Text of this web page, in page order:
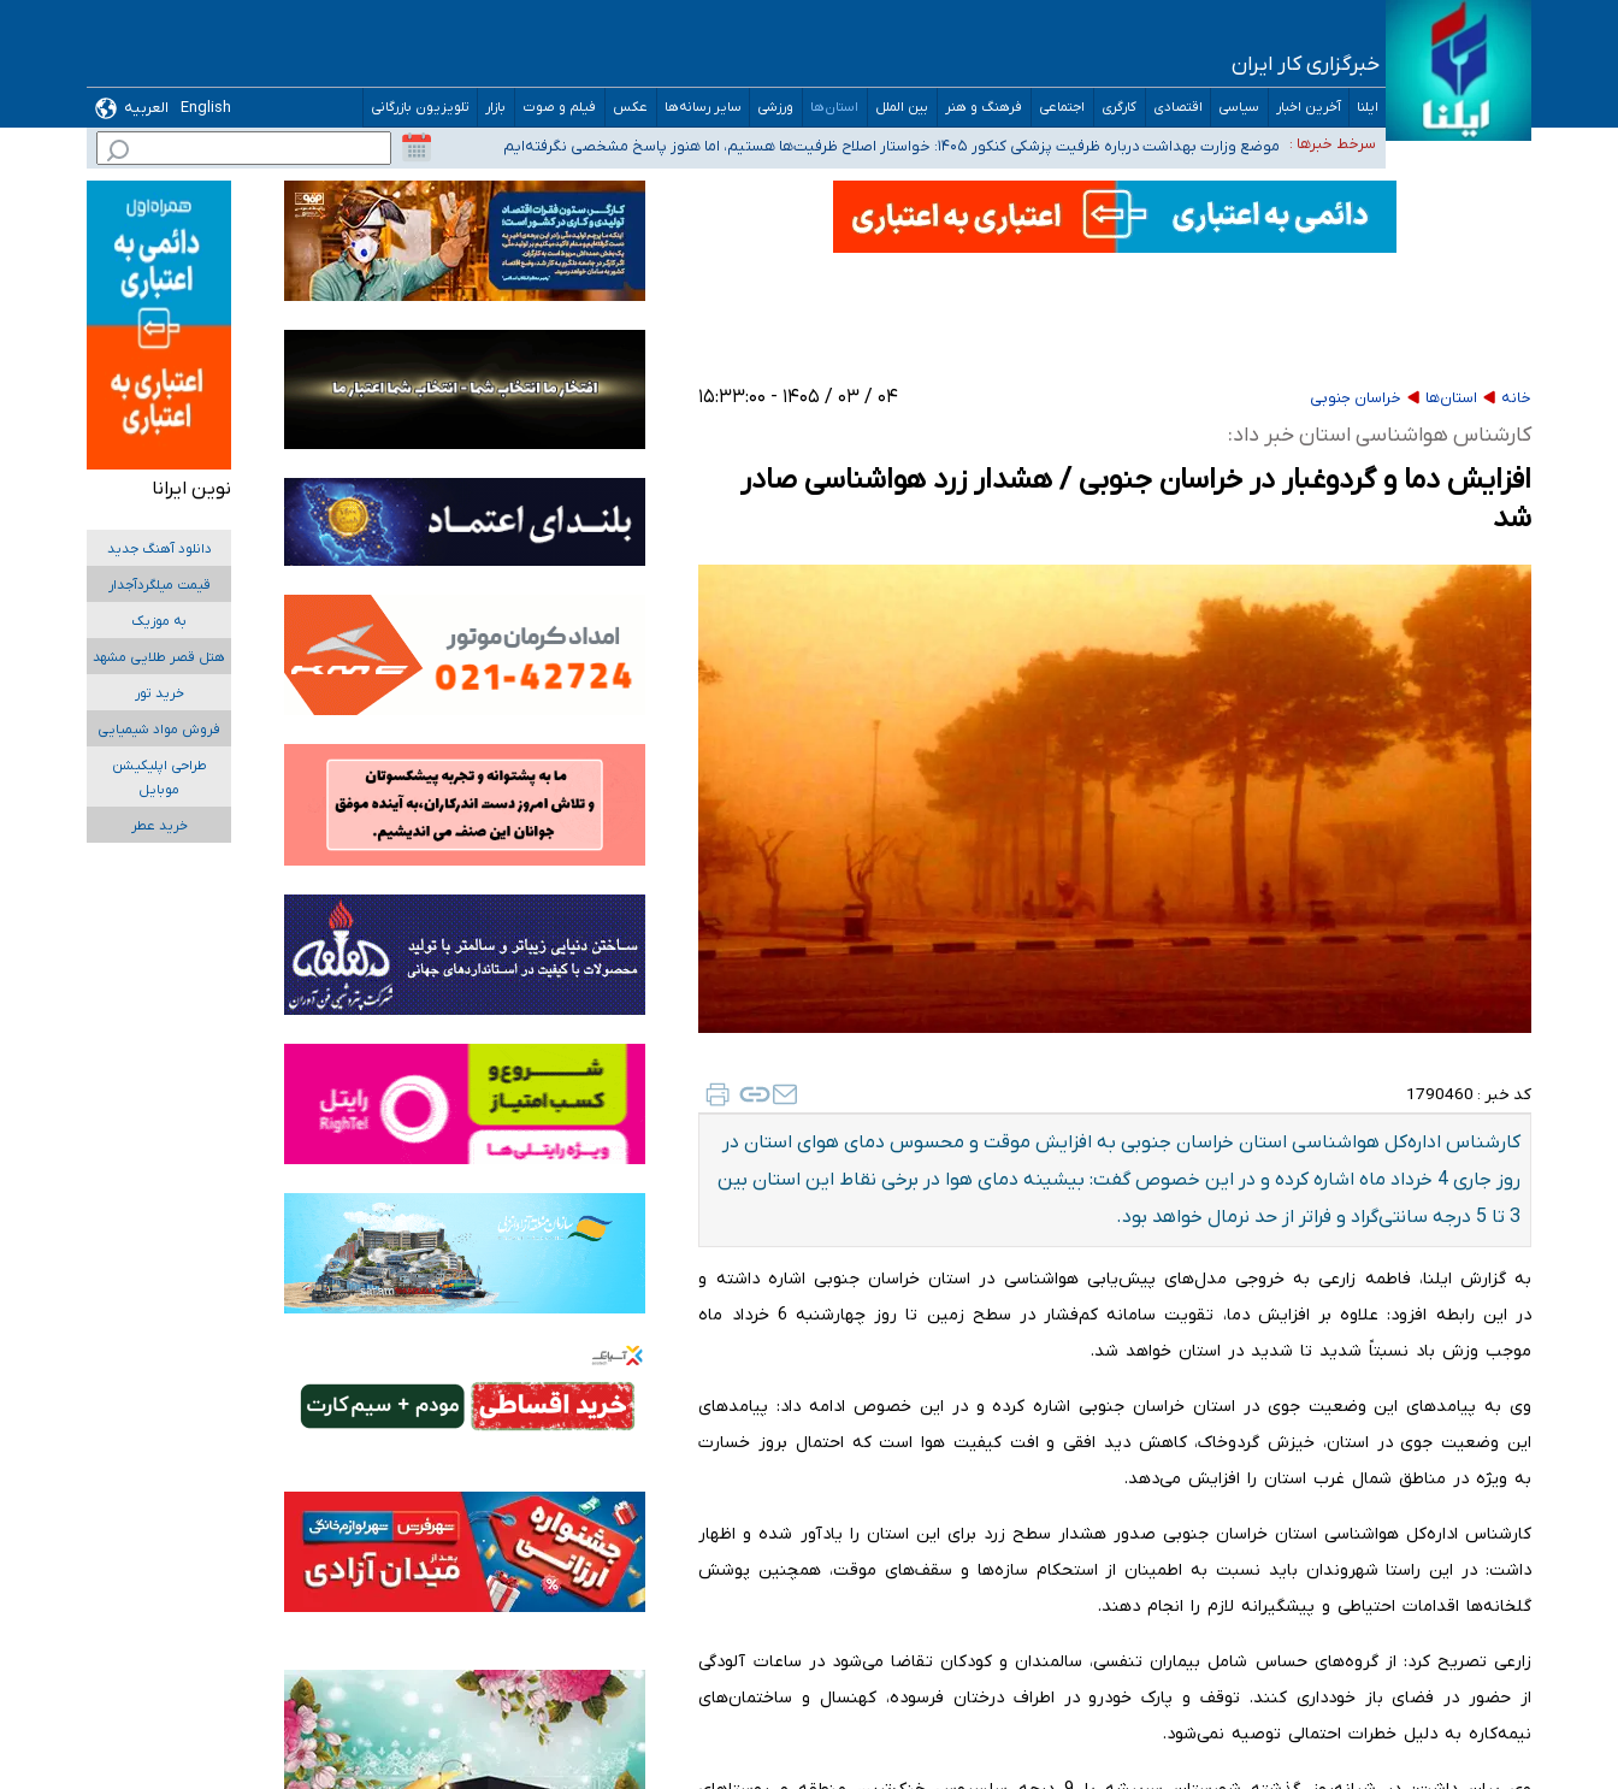
خبرگزاری کار ایران
ایلنا آخرین اخبار سیاسی اقتصادی کارگری اجتماعی فرهنگ و هنر بین الملل استان‌ها ورزشی سایر رسانه‌ها عکس فیلم و صوت بازار تلویزیون بازرگانی English
العربیه
سرخط خبرها :
۴۰ تا ۵۰ روز گرمای نسبی در پیش داریم/ دمای تهران به ۳۸ درجه می‌رسد
موضع وزارت بهداشت درباره ظرفیت پزشکی کنکور ۱۴۰۵: خواستار اصلاح ظرفیت‌ها هستیم، اما هنوز پاسخ مشخصی نگرفته‌ایم
تعویق آزمون ورودی دکترای تخصصی فرماندهی صحنه عملیات و دکترای تخصصی جغرافیای نظامی دافوس آجا
خبرنگاران راویان حقیقت با دغدغه نان، مسکن و بیمه
آخرین وضعیت شیوع عفونت‌های تنفسی در کشور/ خوزستان و کرمان بالاتر از آستانه هشدار
خانه استان‌ها خراسان جنوبی ۰۴ / ۰۳ / ۱۴۰۵ - ۱۵:۳۳:۰۰
کارشناس هواشناسی استان خبر داد:
افزایش دما و گردوغبار در خراسان جنوبی / هشدار زرد هواشناسی صادر
شد
کد خبر : 1790460
کارشناس اداره‌کل هواشناسی استان خراسان جنوبی به افزایش موقت و محسوس دمای هوای استان در
روز جاری 4 خرداد ماه اشاره کرده و در این خصوص گفت: بیشینه دمای هوا در برخی نقاط این استان بین
3 تا 5 درجه سانتی‌گراد و فراتر از حد نرمال خواهد بود.
به گزارش ایلنا، فاطمه زارعی به خروجی مدل‌های پیش‌یابی هواشناسی در استان خراسان جنوبی اشاره داشته و
در این رابطه افزود: علاوه بر افزایش دما، تقویت سامانه کم‌فشار در سطح زمین تا روز چهارشنبه 6 خرداد ماه
موجب وزش باد نسبتاً شدید تا شدید در استان خواهد شد.
وی به پیامدهای این وضعیت جوی در استان خراسان جنوبی اشاره کرده و در این خصوص ادامه داد: پیامدهای
این وضعیت جوی در استان، خیزش گردوخاک، کاهش دید افقی و افت کیفیت هوا است که احتمال بروز خسارت
به ویژه در مناطق شمال غرب استان را افزایش می‌دهد.
کارشناس اداره‌کل هواشناسی استان خراسان جنوبی صدور هشدار سطح زرد برای این استان را یادآور شده و اظهار
داشت: در این راستا شهروندان باید نسبت به اطمینان از استحکام سازه‌ها و سقف‌های موقت، همچنین پوشش
گلخانه‌ها اقدامات احتیاطی و پیشگیرانه لازم را انجام دهند.
زارعی تصریح کرد: از گروه‌های حساس شامل بیماران تنفسی، سالمندان و کودکان تقاضا می‌شود در ساعات آلودگی
از حضور در فضای باز خودداری کنند. توقف و پارک خودرو در اطراف درختان فرسوده، کهنسال و ساختمان‌های
نیمه‌کاره به دلیل خطرات احتمالی توصیه نمی‌شود.
نوین ایرانا
دانلود آهنگ جدید
قیمت میلگردآجدار
به موزیک
هتل قصر طلایی مشهد
خرید تور
فروش مواد شیمیایی
طراحی اپلیکیشن
موبایل
خرید عطر